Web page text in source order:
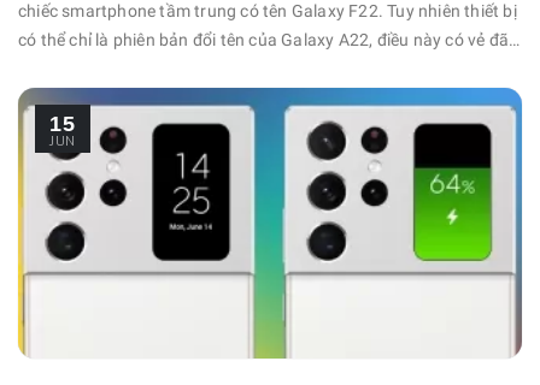
chiếc smartphone tầm trung có tên Galaxy F22. Tuy nhiên thiết bị
có thể chỉ là phiên bản đổi tên của Galaxy A22, điều này có vẻ đã
Galaxy F22 có số model là SM-E225F vừa xuất hiện trong cơ sở
dữ liệu của chứng nhận Bluetooth SIG. …
15
JUN